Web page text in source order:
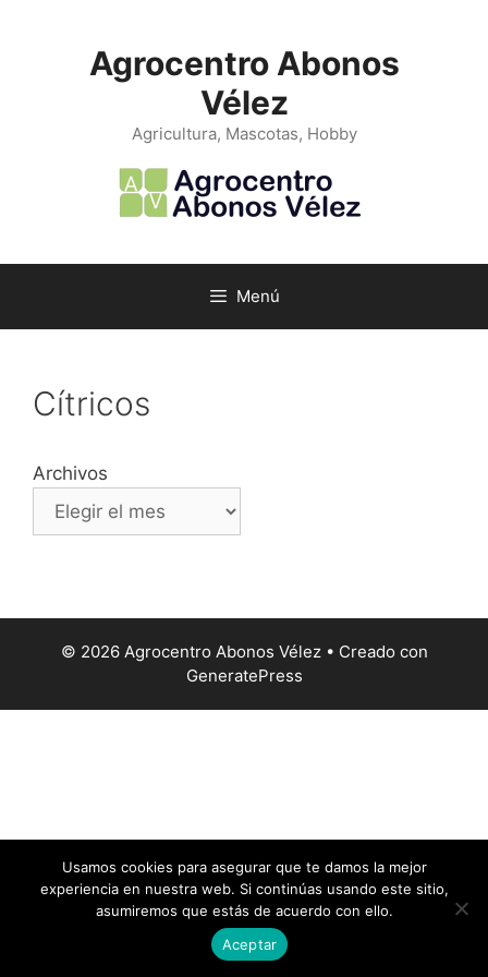
Agrocentro Abonos
Vélez
Agricultura, Mascotas, Hobby
Menú
Cítricos
Archivos
© 2026 Agrocentro Abonos Vélez• Creado con
GeneratePress
Usamos cookies para asegurar que te damos la mejor
experiencia en nuestra web. Si continúas usando este sitio,
asumiremos que estás de acuerdo con ello.
Aceptar